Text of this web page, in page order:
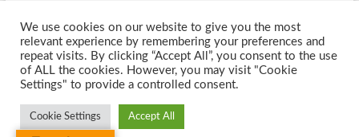
Copyright © 2026Artigiano Del Software. Tutti i diritti riservati. Tema
Spaciousdi ThemeGrill. Sviluppato da:WordPress.
We use cookies on our website to give you the most
relevant experience by remembering your preferences and
repeat visits. By clicking “Accept All”, you consent to the use
of ALL the cookies. However, you may visit "Cookie
Settings" to provide a controlled consent.
Cookie Settings Accept All